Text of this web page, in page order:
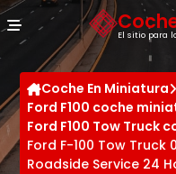
El sitio para
Coche En Miniatura
Ford F100 coche
Ford F100 Tow Truck
Ford F-100 Tow Truck
Roadside Service 24
Panel de gestión de cookies